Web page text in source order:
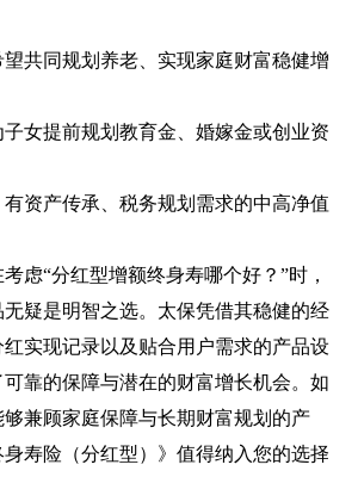
共同规划养老、实现家庭财富稳健增
女提前规划教育金、婚嫁金或创业资
资产传承、税务规划需求的中高净值
虑“分红型增额终身寿哪个好？”时，
疑是明智之选。太保凭借其稳健的经
实现记录以及贴合用户需求的产品设
靠的保障与潜在的财富增长机会。如
兼顾家庭保障与长期财富规划的产
寿险（分红型）》值得纳入您的选择